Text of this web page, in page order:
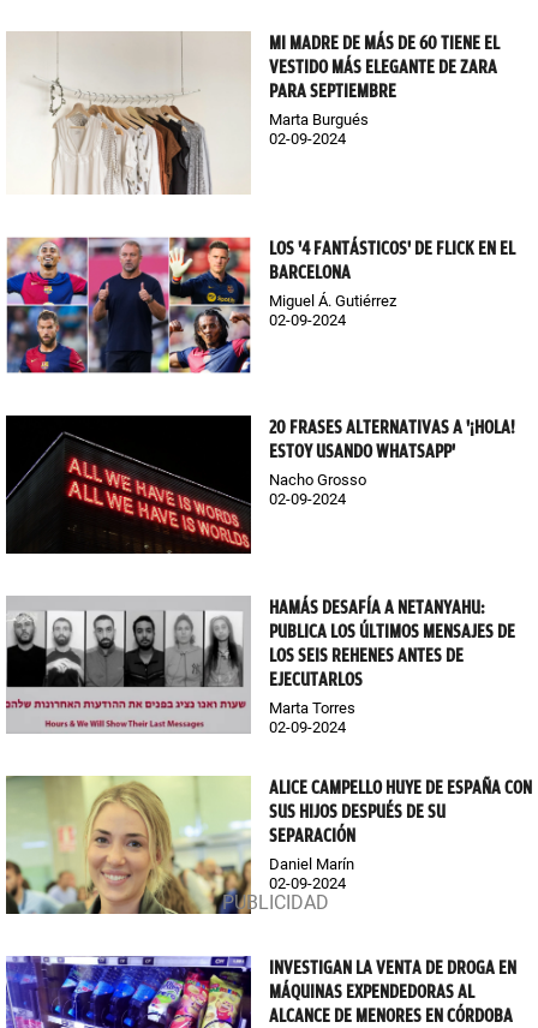
MI MADRE DE MÁS DE 60 TIENE EL
VESTIDO MÁS ELEGANTE DE ZARA
PARA SEPTIEMBRE
Marta Burgués
02-09-2024
LOS '4 FANTÁSTICOS' DE FLICK EN EL
BARCELONA
Miguel Á. Gutiérrez
02-09-2024
20 FRASES ALTERNATIVAS A '¡HOLA!
ESTOY USANDO WHATSAPP'
Nacho Grosso
02-09-2024
HAMÁS DESAFÍA A NETANYAHU:
PUBLICA LOS ÚLTIMOS MENSAJES DE
LOS SEIS REHENES ANTES DE
EJECUTARLOS
Marta Torres
02-09-2024
ALICE CAMPELLO HUYE DE ESPAÑA CON
SUS HIJOS DESPUÉS DE SU
SEPARACIÓN
Daniel Marín
02-09-2024
INVESTIGAN LA VENTA DE DROGA EN
MÁQUINAS EXPENDEDORAS AL
ALCANCE DE MENORES EN CÓRDOBA